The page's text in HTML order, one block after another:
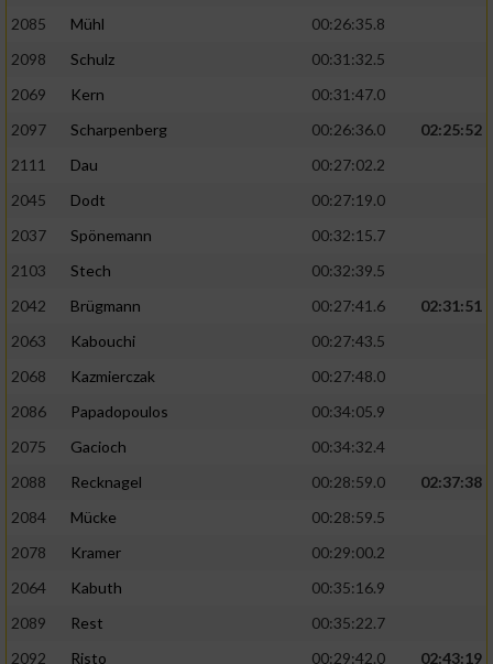
2085
Mühl
00:26:35.8
2098
Schulz
00:31:32.5
2069
Kern
00:31:47.0
2097
Scharpenberg 00:26:36.0
02:25:52
2111
Dau
00:27:02.2
2045
Dodt
00:27:19.0
2037
Spönemann
00:32:15.7
2103
Stech
00:32:39.5
2042
Brügmann 00:27:41.6
02:31:51
2063
Kabouchi
00:27:43.5
2068
Kazmierczak
00:27:48.0
2086
Papadopoulos
00:34:05.9
2075
Gacioch
00:34:32.4
2088
Recknagel 00:28:59.0
02:37:38
2084
Mücke
00:28:59.5
2078
Kramer
00:29:00.2
2064
Kabuth
00:35:16.9
2089
Rest
00:35:22.7
2092
Risto 00:29:42.0 02:43:19